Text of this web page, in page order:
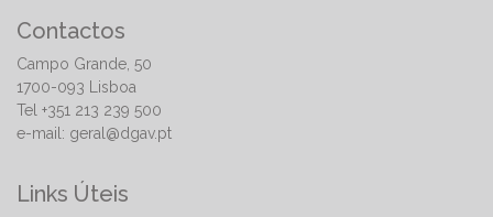
Contactos
Campo Grande, 50
1700-093 Lisboa
Tel +351 213 239 500
e-mail: geral@dgav.pt
Links Úteis